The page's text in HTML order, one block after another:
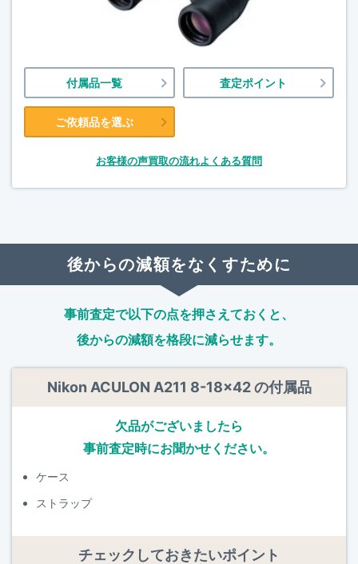
付属品一覧 査定ポイント
ご依頼品を選ぶ
お客様の声買取の流れよくある質問
後からの減額をなくすために
事前査定で以下の点を押さえておくと、
後からの減額を格段に減らせます。
Nikon ACULON A211 8-18x42 の付属品
欠品がございましたら
事前査定時にお聞かせください。
ケース
ストラップ
チェックしておきたいポイント